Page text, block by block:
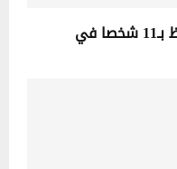
الداخلية: إصابة 20 أمنيا والاحتفاظ بـ11 شخصا في